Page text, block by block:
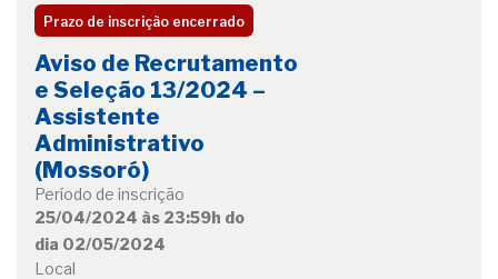
Prazo de inscrição encerrado
Aviso de Recrutamento
e Seleção 13/2024 –
Assistente
Administrativo
(Mossoró)
Período de inscrição
25/04/2024 às 23:59h do
dia 02/05/2024
Local